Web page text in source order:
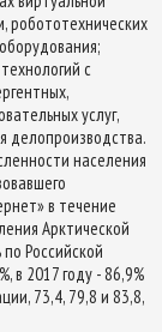
робототехнических
с
услуг,
делопроизводства.
населения
в течение
Арктической
Российской
в 2017 году - 86,9%
73,4, 79,8 и 83,8,